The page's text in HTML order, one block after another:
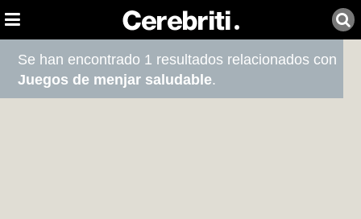
Se han encontrado 1 resultados relacionados con
Juegos de menjar saludable.